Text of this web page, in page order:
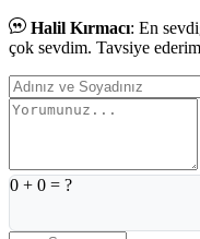
Halil Kırmacı: En
çok sevdim. Tavsiye
0 + 0 = ?